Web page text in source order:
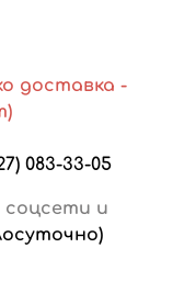
доставка -
083-33-05
соцсети и